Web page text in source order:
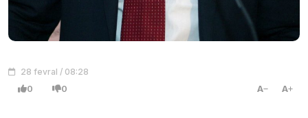
28 fevral / 08:28
0 0 A A